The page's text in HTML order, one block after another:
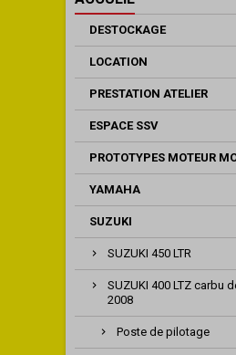
DESTOCKAGE
LOCATION
PRESTATION ATELIER
ESPACE SSV
PROTOTYPES MOTEUR
YAMAHA
SUZUKI
SUZUKI 450 LTR
SUZUKI 400 LTZ carbu
2008
Poste de pilotage